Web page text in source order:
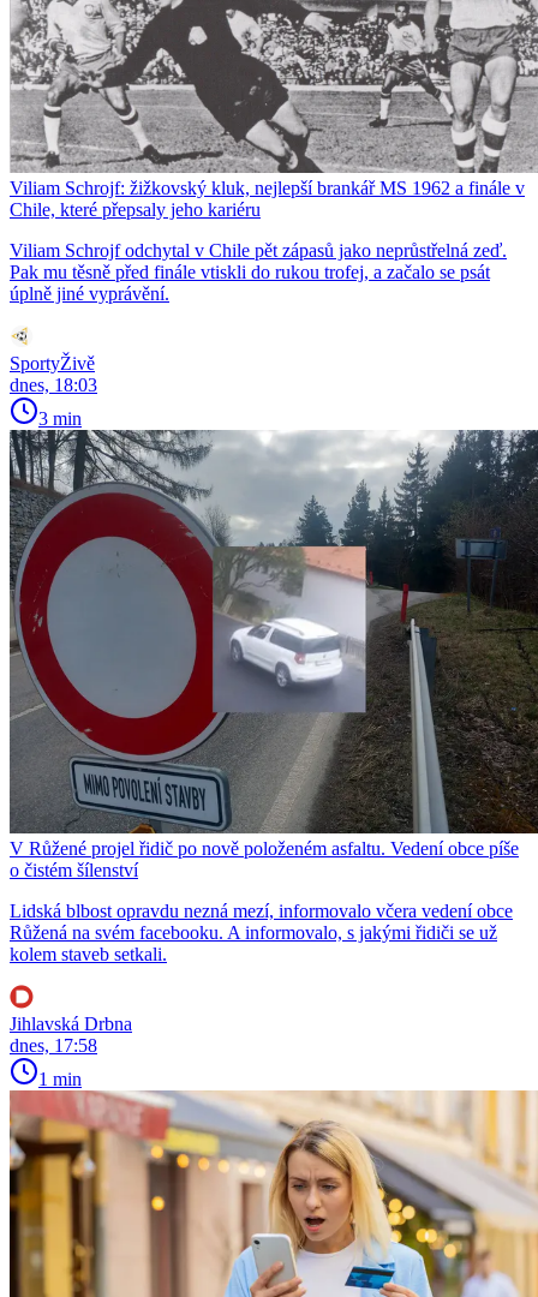
Viliam Schrojf: žižkovský kluk, nejlepší brankář MS 1962 a finále v
Chile, které přepsaly jeho kariéru
Viliam Schrojf odchytal v Chile pět zápasů jako neprůstřelná zeď.
Pak mu těsně před finále vtiskli do rukou trofej, a začalo se psát
úplně jiné vyprávění.
SportyŽivě
dnes, 18:03
3 min
V Růžené projel řidič po nově položeném asfaltu. Vedení obce píše
o čistém šílenství
Lidská blbost opravdu nezná mezí, informovalo včera vedení obce
Růžená na svém facebooku. A informovalo, s jakými řidiči se už
kolem staveb setkali.
Jihlavská Drbna
dnes, 17:58
1 min